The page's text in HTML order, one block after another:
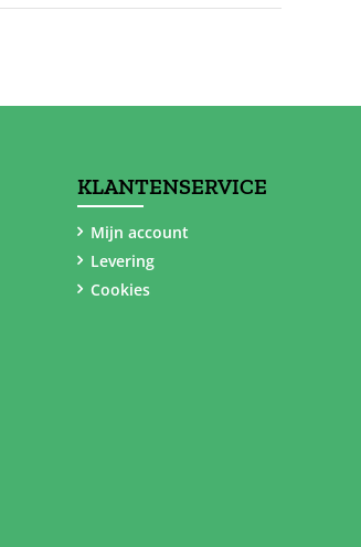
KLANTENSERVICE
Mijn account
Levering
Cookies